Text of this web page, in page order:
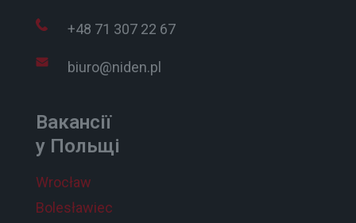
+48 71 307 22 67
biuro@niden.pl
Вакансії
у Польщі
Wrocław
Bolesławiec